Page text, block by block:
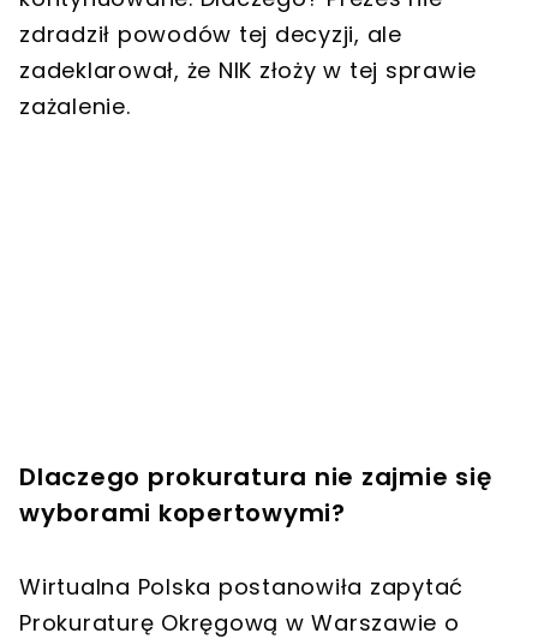
zdradził powodów tej decyzji, ale
zadeklarował, że NIK złoży w tej sprawie
zażalenie.
Dlaczego prokuratura nie zajmie się
wyborami kopertowymi?
Wirtualna Polska postanowiła zapytać
Prokuraturę Okręgową w Warszawie o